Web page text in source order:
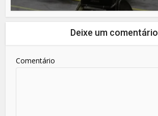
Deixe um comentário
Comentário